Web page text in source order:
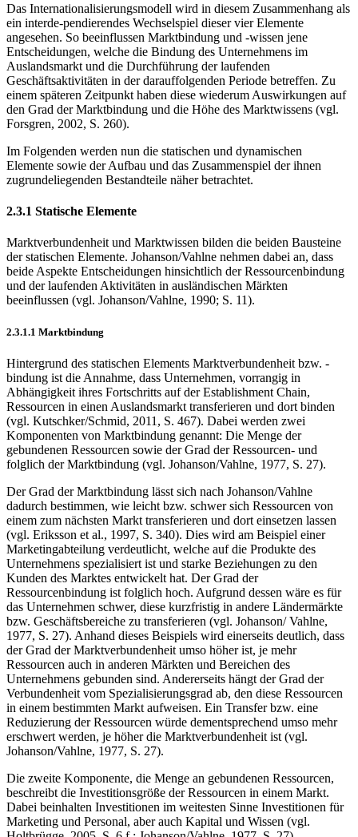
Das Internationalisierungsmodell wird in diesem Zusammenhang als
ein interde-pendierendes Wechselspiel dieser vier Elemente
angesehen. So beeinflussen Marktbindung und -wissen jene
Entscheidungen, welche die Bindung des Unternehmens im
Auslandsmarkt und die Durchführung der laufenden
Geschäftsaktivitäten in der darauffolgenden Periode betreffen. Zu
einem späteren Zeitpunkt haben diese wiederum Auswirkungen auf
den Grad der Marktbindung und die Höhe des Marktwissens (vgl.
Forsgren, 2002, S. 260).
Im Folgenden werden nun die statischen und dynamischen
Elemente sowie der Aufbau und das Zusammenspiel der ihnen
zugrundeliegenden Bestandteile näher betrachtet.
2.3.1 Statische Elemente
Marktverbundenheit und Marktwissen bilden die beiden Bausteine
der statischen Elemente. Johanson/Vahlne nehmen dabei an, dass
beide Aspekte Entscheidungen hinsichtlich der Ressourcenbindung
und der laufenden Aktivitäten in ausländischen Märkten
beeinflussen (vgl. Johanson/Vahlne, 1990; S. 11).
2.3.1.1 Marktbindung
Hintergrund des statischen Elements Marktverbundenheit bzw. -
bindung ist die Annahme, dass Unternehmen, vorrangig in
Abhängigkeit ihres Fortschritts auf der Establishment Chain,
Ressourcen in einen Auslandsmarkt transferieren und dort binden
(vgl. Kutschker/Schmid, 2011, S. 467). Dabei werden zwei
Komponenten von Marktbindung genannt: Die Menge der
gebundenen Ressourcen sowie der Grad der Ressourcen- und
folglich der Marktbindung (vgl. Johanson/Vahlne, 1977, S. 27).
Der Grad der Marktbindung lässt sich nach Johanson/Vahlne
dadurch bestimmen, wie leicht bzw. schwer sich Ressourcen von
einem zum nächsten Markt transferieren und dort einsetzen lassen
(vgl. Eriksson et al., 1997, S. 340). Dies wird am Beispiel einer
Marketingabteilung verdeutlicht, welche auf die Produkte des
Unternehmens spezialisiert ist und starke Beziehungen zu den
Kunden des Marktes entwickelt hat. Der Grad der
Ressourcenbindung ist folglich hoch. Aufgrund dessen wäre es für
das Unternehmen schwer, diese kurzfristig in andere Ländermärkte
bzw. Geschäftsbereiche zu transferieren (vgl. Johanson/ Vahlne,
1977, S. 27). Anhand dieses Beispiels wird einerseits deutlich, dass
der Grad der Marktverbundenheit umso höher ist, je mehr
Ressourcen auch in anderen Märkten und Bereichen des
Unternehmens gebunden sind. Andererseits hängt der Grad der
Verbundenheit vom Spezialisierungsgrad ab, den diese Ressourcen
in einem bestimmten Markt aufweisen. Ein Transfer bzw. eine
Reduzierung der Ressourcen würde dementsprechend umso mehr
erschwert werden, je höher die Marktverbundenheit ist (vgl.
Johanson/Vahlne, 1977, S. 27).
Die zweite Komponente, die Menge an gebundenen Ressourcen,
beschreibt die Investitionsgröße der Ressourcen in einem Markt.
Dabei beinhalten Investitionen im weitesten Sinne Investitionen für
Marketing und Personal, aber auch Kapital und Wissen (vgl.